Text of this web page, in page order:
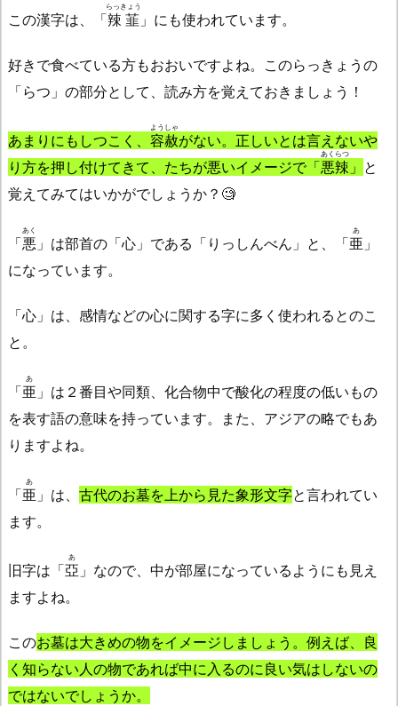
この漢字は、「辣韮
らっきょう
」にも使われています。
好きで食べている方もおおいですよね。このらっきょうの
「らつ」の部分として、読み方を覚えておきましょう！
あまりにもしつこく、 容赦
ようしゃ
がない。正しいとは言えないや
り方を押し付けてきて、たちが悪いイメージで「悪辣
あくらつ
」 と
覚えてみてはいかがでしょうか？🧐
「悪
あく
」は部首の「心」である「りっしんべん」と、「亜
あ
」
になっています。
「心」は、感情などの心に関する字に多く使われるとのこ
と。
「亜
あ
」は２番目や同類、化合物中で酸化の程度の低いもの
を表す語の意味を持っています。また、アジアの略でもあ
りますよね。
「亜
あ
」は、 古代のお墓を上から見た象形文字と言われてい
ます。
旧字は「亞
あ
」なので、中が部屋になっているようにも見え
ますよね。
このお墓は大きめの物をイメージしましょう。例えば、良
く知らない人の物であれば中に入るのに良い気はしないの
ではないでしょうか。